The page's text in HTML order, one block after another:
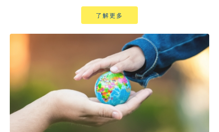
了解更多